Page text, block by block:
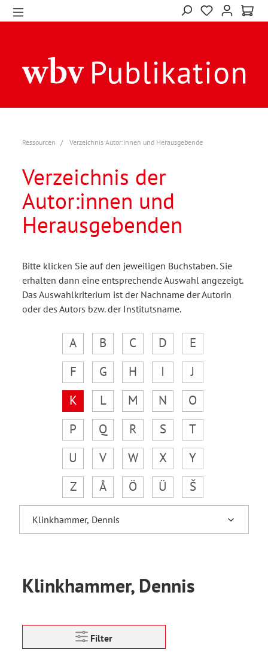
Ressourcen Verzeichnis Autor:innen und Herausgebende
Verzeichnis der
Autor:innen und
Herausgebenden
Bitte klicken Sie auf den jeweiligen Buchstaben. Sie
erhalten dann eine entsprechende Auswahl angezeigt.
Das Auswahlkriterium ist der Nachname der Autorin
oder des Autors bzw. der Institutsname.
A B C D
E
F
G H I
J
K
L M N
O
P
Q R S
T
U
V W X
Y
Z
Å Ö Ü Š
Klinkhammer, Dennis
Filter